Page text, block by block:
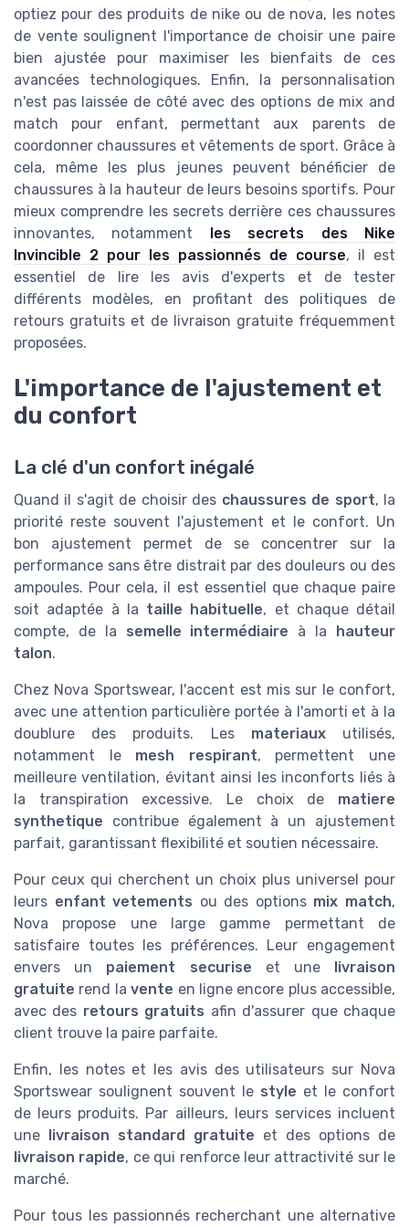
optiez pour des produits de nike ou de nova, les notes
de vente soulignent l'importance de choisir une paire
bien ajustée pour maximiser les bienfaits de ces
avancées technologiques. Enfin, la personnalisation
n'est pas laissée de côté avec des options de mix and
match pour enfant, permettant aux parents de
coordonner chaussures et vêtements de sport. Grâce à
cela, même les plus jeunes peuvent bénéficier de
chaussures à la hauteur de leurs besoins sportifs. Pour
mieux comprendre les secrets derrière ces chaussures
innovantes, notamment
les secrets des Nike
Invincible 2 pour les passionnés de course, il est
essentiel de lire les avis d'experts et de tester
différents modèles, en profitant des politiques de
retours gratuits et de livraison gratuite fréquemment
proposées.
L'importance de l'ajustement et
du confort
La clé d'un confort inégalé
Quand il s'agit de choisir des chaussures de sport, la
priorité reste souvent l'ajustement et le confort. Un
bon ajustement permet de se concentrer sur la
performance sans être distrait par des douleurs ou des
ampoules. Pour cela, il est essentiel que chaque paire
soit adaptée à la taille habituelle, et chaque détail
compte, de la semelle intermédiaire à la hauteur
talon.
Chez Nova Sportswear, l'accent est mis sur le confort,
avec une attention particulière portée à l'amorti et à la
doublure des produits. Les materiauxutilisés,
notamment le mesh respirant, permettent une
meilleure ventilation, évitant ainsi les inconforts liés à
la transpiration excessive. Le choix de matiere
synthetique contribue également à un ajustement
parfait, garantissant flexibilité et soutien nécessaire.
Pour ceux qui cherchent un choix plus universel pour
leurs enfant vetements ou des options mix match,
Nova propose une large gamme permettant de
satisfaire toutes les préférences. Leur engagement
envers un paiement securise et une livraison
gratuite rend lavente en ligne encore plus accessible,
avec des retours gratuits afin d'assurer que chaque
client trouve la paire parfaite.
Enfin, les notes et les avis des utilisateurs sur Nova
Sportswear soulignent souvent le style et le confort
de leurs produits. Par ailleurs, leurs services incluent
une livraison standard gratuite et des options de
livraison rapide, ce qui renforce leur attractivité sur le
marché.
Pour tous les passionnés recherchant une alternative